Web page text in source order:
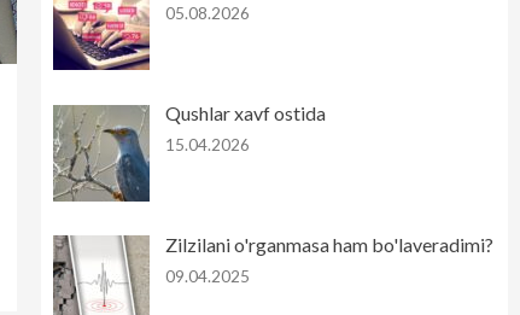
05.08.2026
Qushlar xavf ostida
15.04.2026
Zilzilani o'rganmasa ham bo'laveradimi?
09.04.2025